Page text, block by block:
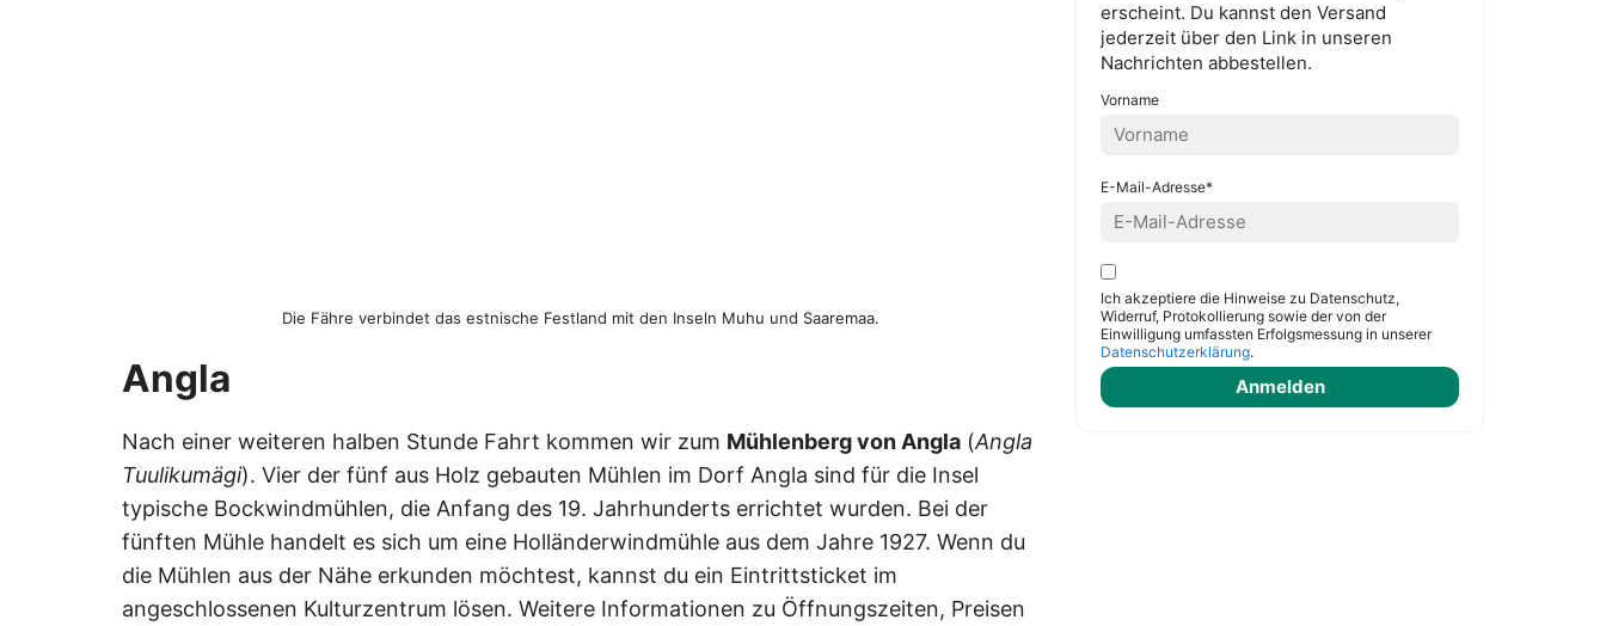
Die Fähre verbindet das estnische Festland mit den Inseln Muhu und Saaremaa.
Angla
Nach einer weiteren halben Stunde Fahrt kommen wir zum Mühlenberg von Angla (Angla
Tuulikumägi). Vier der fünf aus Holz gebauten Mühlen im Dorf Angla sind für die Insel
typische Bockwindmühlen, die Anfang des 19. Jahrhunderts errichtet wurden. Bei der
fünften Mühle handelt es sich um eine Holländerwindmühle aus dem Jahre 1927. Wenn du
die Mühlen aus der Nähe erkunden möchtest, kannst du ein Eintrittsticket im
angeschlossenen Kulturzentrum lösen. Weitere Informationen zu Öffnungszeiten, Preisen
erscheint. Du kannst den Versand
jederzeit über den Link in unseren
Nachrichten abbestellen.
Vorname
E-Mail-Adresse*
Ich akzeptiere die Hinweise zu Datenschutz,
Widerruf, Protokollierung sowie der von der
Einwilligung umfassten Erfolgsmessung in unserer
Datenschutzerklärung.